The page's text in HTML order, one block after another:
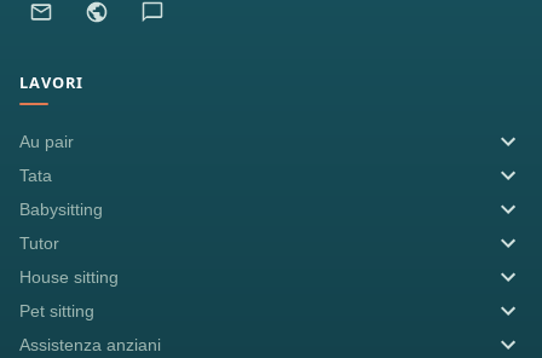
LAVORI
Au pair
Tata
Babysitting
Tutor
House sitting
Pet sitting
Assistenza anziani